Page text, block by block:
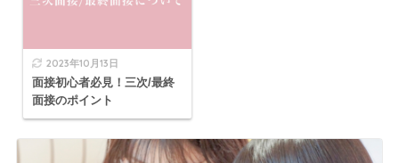
2023年10月13日
面接初心者必見！三次/最終
面接のポイント